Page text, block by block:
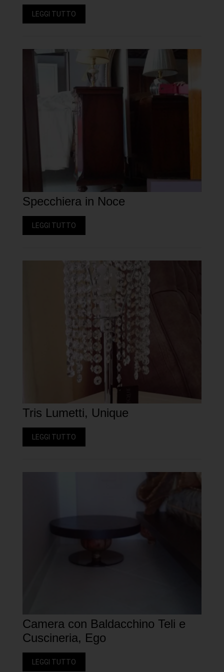
LEGGI TUTTO
Specchiera in Noce
LEGGI TUTTO
Tris Lumetti, Unique
LEGGI TUTTO
Camera con Baldacchino Teli e
Cuscineria, Ego
LEGGI TUTTO